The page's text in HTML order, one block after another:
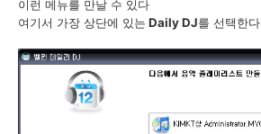
이런 메뉴를 만날 수 있다
여기서 가장 상단에 있는 Daily DJ를 선택한다